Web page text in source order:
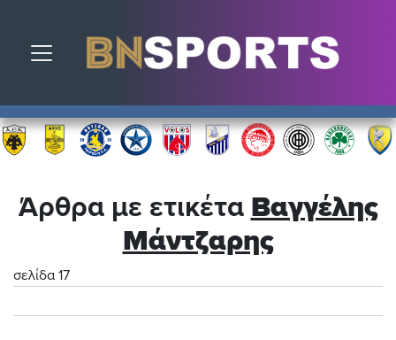
Toggle navigation
Άρθρα με ετικέτα Βαγγέλης
Μάντζαρης
σελίδα 17